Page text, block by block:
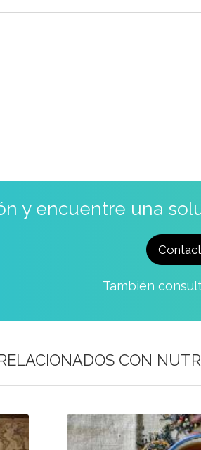
y encuentre una
También
CON